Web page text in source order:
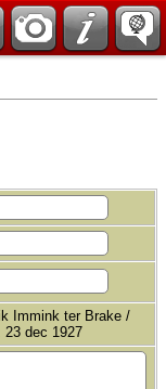
Immink ter Brake /
23 dec 1927